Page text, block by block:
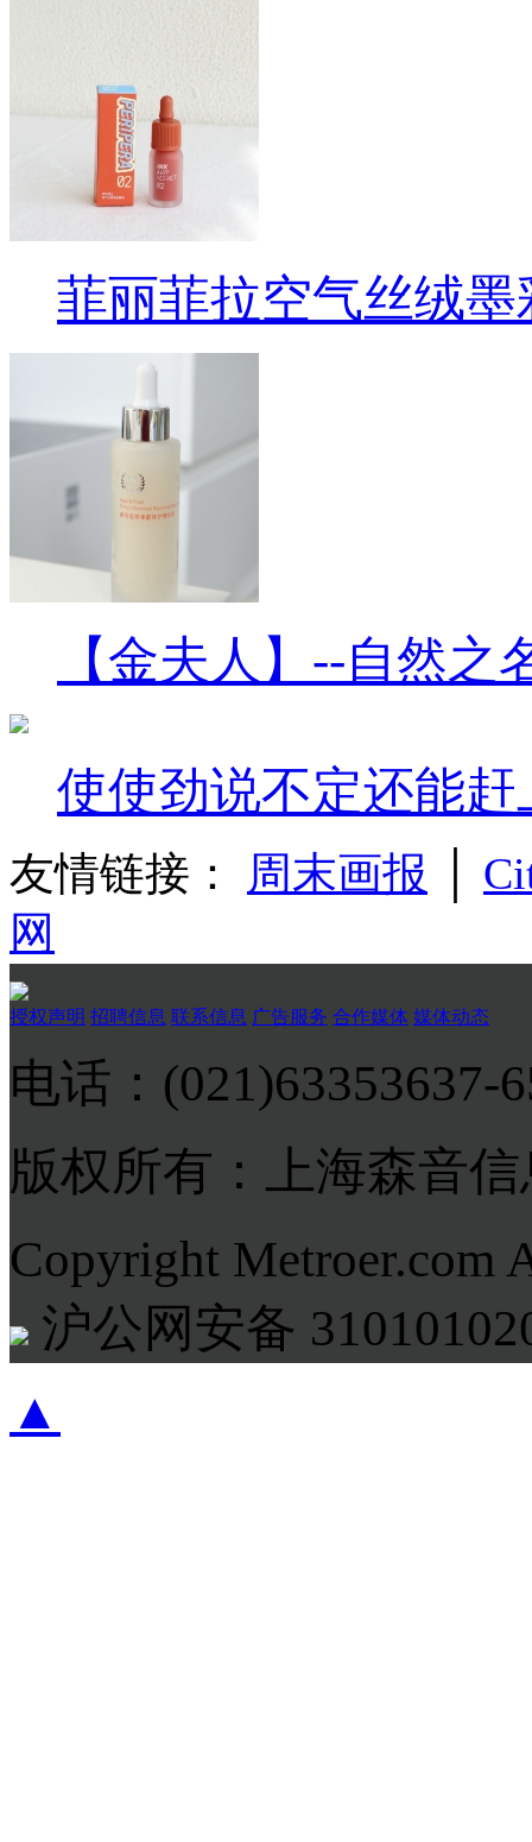
菲丽菲拉空气丝绒
【金夫人】--自然之
使使劲说不定还能
友情链接： 周末画报
网
授权声明 招聘信息 联系信息 广告服务 合作媒体 媒体动态
电话：(021)63353637-
版权所有：上海森音
Copyright Metroer.com
沪公网安备
▲